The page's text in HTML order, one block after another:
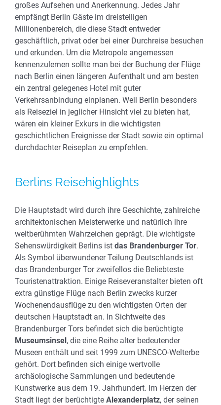
großes Aufsehen und Anerkennung. Jedes Jahr
empfängt Berlin Gäste im dreistelligen
Millionenbereich, die diese Stadt entweder
geschäftlich, privat oder bei einer Durchreise besuchen
und erkunden. Um die Metropole angemessen
kennenzulernen sollte man bei der Buchung der Flüge
nach Berlin einen längeren Aufenthalt und am besten
ein zentral gelegenes Hotel mit guter
Verkehrsanbindung einplanen. Weil Berlin besonders
als Reiseziel in jeglicher Hinsicht viel zu bieten hat,
wären ein kleiner Exkurs in die wichtigsten
geschichtlichen Ereignisse der Stadt sowie ein optimal
durchdachter Reiseplan zu empfehlen.
Berlins Reisehighlights
Die Hauptstadt wird durch ihre Geschichte, zahlreiche
architektonischen Meisterwerke und natürlich ihre
weltberühmten Wahrzeichen geprägt. Die wichtigste
Sehenswürdigkeit Berlins ist das Brandenburger Tor.
Als Symbol überwundener Teilung Deutschlands ist
das Brandenburger Tor zweifellos die Beliebteste
Touristenattraktion. Einige Reiseveranstalter bieten oft
extra günstige Flüge nach Berlin zwecks kurzer
Wochenendausflüge zu den wichtigsten Orten der
deutschen Hauptstadt an. In Sichtweite des
Brandenburger Tors befindet sich die berüchtigte
Museumsinsel, die eine Reihe alter bedeutender
Museen enthält und seit 1999 zum UNESCO-Welterbe
gehört. Dort befinden sich einige wertvolle
archäologische Sammlungen und bedeutende
Kunstwerke aus dem 19. Jahrhundert. Im Herzen der
Stadt liegt der berüchtigte Alexanderplatz, der seinen